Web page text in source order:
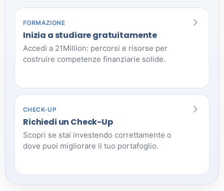
FORMAZIONE
Inizia a studiare gratuitamente
Accedi a 21Million: percorsi e risorse per
costruire competenze finanziarie solide.
CHECK-UP
Richiedi un Check-Up
Scopri se stai investendo correttamente o
dove puoi migliorare il tuo portafoglio.